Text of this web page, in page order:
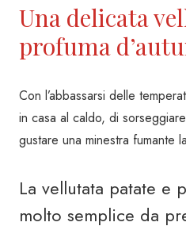
Una delicata
profuma
Con l’abbassarsi delle
in casa al caldo, di
gustare una minestra fumante
La vellutata patate e
molto semplice da